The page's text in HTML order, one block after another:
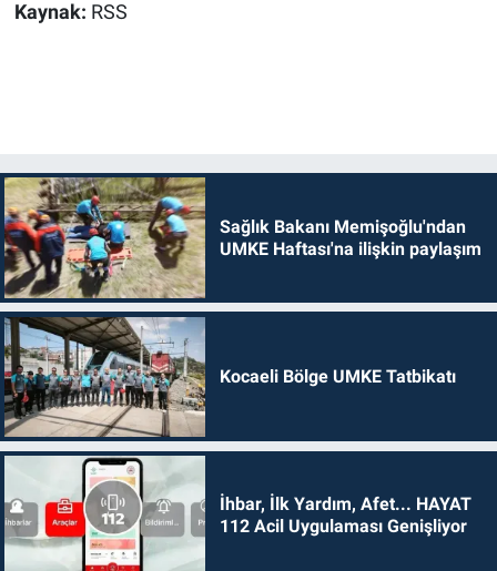
Kaynak: RSS
Sağlık Bakanı Memişoğlu'ndan
UMKE Haftası'na ilişkin paylaşım
Kocaeli Bölge UMKE Tatbikatı
İhbar, İlk Yardım, Afet... HAYAT
112 Acil Uygulaması Genişliyor